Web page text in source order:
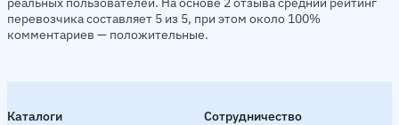
перевозчика составляет 5 из 5, при этом около 100%
комментариев — положительные.
Каталоги
Сотрудничество